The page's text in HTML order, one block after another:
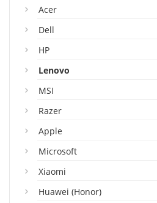
Acer
Dell
HP
Lenovo
MSI
Razer
Apple
Microsoft
Xiaomi
Huawei (Honor)